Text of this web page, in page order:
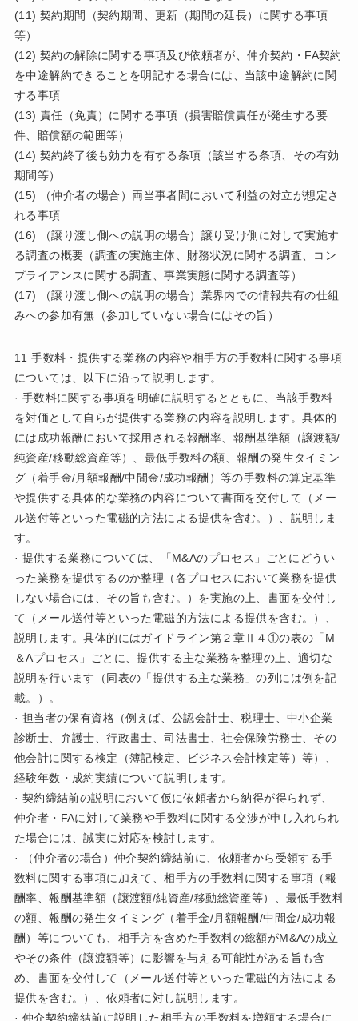
(11) 契約期間（契約期間、更新（期間の延長）に関する事項
等）
(12) 契約の解除に関する事項及び依頼者が、仲介契約・FA契約
を中途解約できることを明記する場合には、当該中途解約に関
する事項
(13) 責任（免責）に関する事項（損害賠償責任が発生する要
件、賠償額の範囲等）
(14) 契約終了後も効力を有する条項（該当する条項、その有効
期間等）
(15) （仲介者の場合）両当事者間において利益の対立が想定さ
れる事項
(16) （譲り渡し側への説明の場合）譲り受け側に対して実施す
る調査の概要（調査の実施主体、財務状況に関する調査、コン
プライアンスに関する調査、事業実態に関する調査等）
(17) （譲り渡し側への説明の場合）業界内での情報共有の仕組
みへの参加有無（参加していない場合にはその旨）
11 手数料・提供する業務の内容や相手方の手数料に関する事項
については、以下に沿って説明します。
· 手数料に関する事項を明確に説明するとともに、当該手数料
を対価として自らが提供する業務の内容を説明します。具体的
には成功報酬において採用される報酬率、報酬基準額（譲渡額/
純資産/移動総資産等）、最低手数料の額、報酬の発生タイミン
グ（着手金/月額報酬/中間金/成功報酬）等の手数料の算定基準
や提供する具体的な業務の内容について書面を交付して（メー
ル送付等といった電磁的方法による提供を含む。）、説明しま
す。
· 提供する業務については、「M&Aのプロセス」ごとにどうい
った業務を提供するのか整理（各プロセスにおいて業務を提供
しない場合には、その旨も含む。）を実施の上、書面を交付し
て（メール送付等といった電磁的方法による提供を含む。）、
説明します。具体的にはガイドライン第２章Ⅱ４①の表の「M
＆Aプロセス」ごとに、提供する主な業務を整理の上、適切な
説明を行います（同表の「提供する主な業務」の列には例を記
載。）。
· 担当者の保有資格（例えば、公認会計士、税理士、中小企業
診断士、弁護士、行政書士、司法書士、社会保険労務士、その
他会計に関する検定（簿記検定、ビジネス会計検定等）等）、
経験年数・成約実績について説明します。
· 契約締結前の説明において仮に依頼者から納得が得られず、
仲介者・FAに対して業務や手数料に関する交渉が申し入れられ
た場合には、誠実に対応を検討します。
· （仲介者の場合）仲介契約締結前に、依頼者から受領する手
数料に関する事項に加えて、相手方の手数料に関する事項（報
酬率、報酬基準額（譲渡額/純資産/移動総資産等）、最低手数料
の額、報酬の発生タイミング（着手金/月額報酬/中間金/成功報
酬）等についても、相手方を含めた手数料の総額がM&Aの成立
やその条件（譲渡額等）に影響を与える可能性がある旨も含
め、書面を交付して（メール送付等といった電磁的方法による
提供を含む。）、依頼者に対し説明します。
· 仲介契約締結前に説明した相手方の手数料を増額する場合に